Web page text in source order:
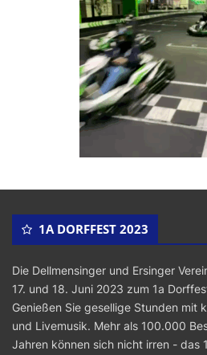
1A DORFFEST 2023
Die Dellmensinger und Ersinger
17. und 18. Juni 2023 zum 1a
Genießen Sie gesellige Stunden mit
und Livemusik. Mehr als 100.000
Jahren können sich nicht irren - das